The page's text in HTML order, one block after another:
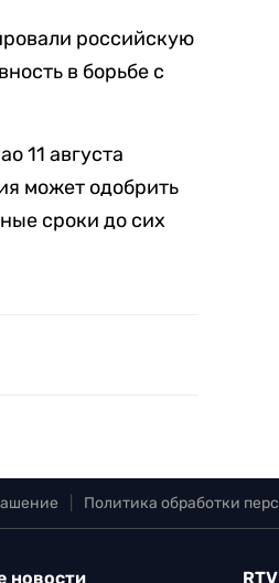
российскую
в борьбе с
11 августа
может одобрить
сроки до сих
Политика обработки
новости